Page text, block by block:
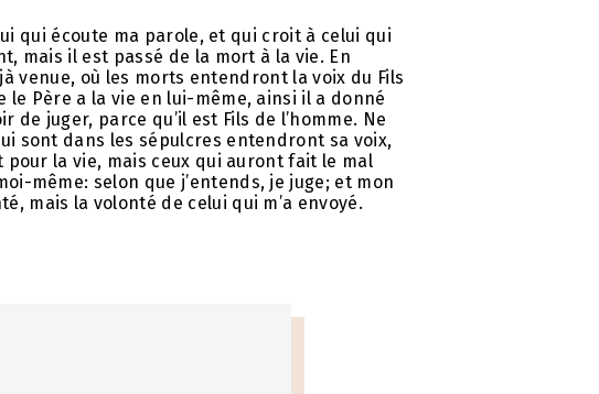
qui écoute ma parole, et qui croit à celui qui
mais il est passé de la mort à la vie. En
venue, où les morts entendront la voix du Fils
le Père a la vie en lui-même, ainsi il a donné
de juger, parce qu’il est Fils de l’homme. Ne
sont dans les sépulcres entendront sa voix,
la vie, mais ceux qui auront fait le mal
même: selon que j’entends, je juge; et mon
mais la volonté de celui qui m’a envoyé.